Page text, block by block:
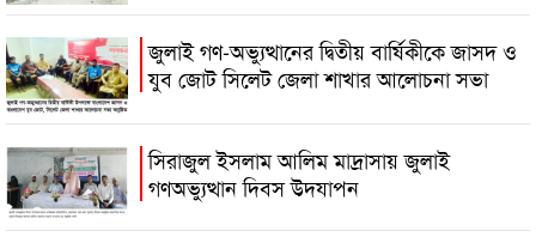
জুলাই গণ-অভ্যুত্থানের দ্বিতীয় বার্ষিকীকে জাসদ ও
যুব জোট সিলেট জেলা শাখার আলোচনা সভা
সিরাজুল ইসলাম আলিম মাদ্রাসায় জুলাই
গণঅভ্যুত্থান দিবস উদযাপন